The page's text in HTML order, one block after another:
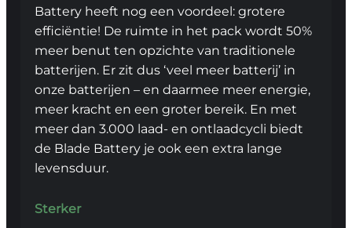
Battery heeft nog een voordeel: grotere
efficiëntie! De ruimte in het pack wordt 50%
meer benut ten opzichte van traditionele
batterijen. Er zit dus ‘veel meer batterij’ in
onze batterijen – en daarmee meer energie,
meer kracht en een groter bereik. En met
meer dan 3.000 laad- en ontlaadcycli biedt
de Blade Battery je ook een extra lange
levensduur.
Sterker